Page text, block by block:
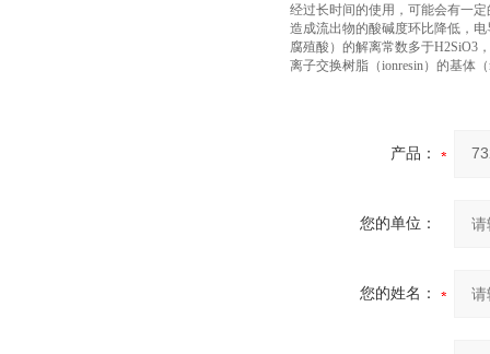
经过长时间的使用，可能会有一
造成流出物的酸碱度环比降低，
腐殖酸）的解离常数多于H2SiO3
离子交换树脂（ionresin）的基体
产品：
您的单位：
您的姓名：